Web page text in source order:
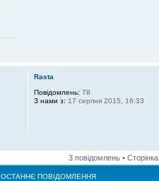
Rasta
Повідомлень: 78
З нами з: 17 серпня 2015, 16:33
3 повідомлень • Сторінка
ОСТАННЄ ПОВІДОМЛЕННЯ